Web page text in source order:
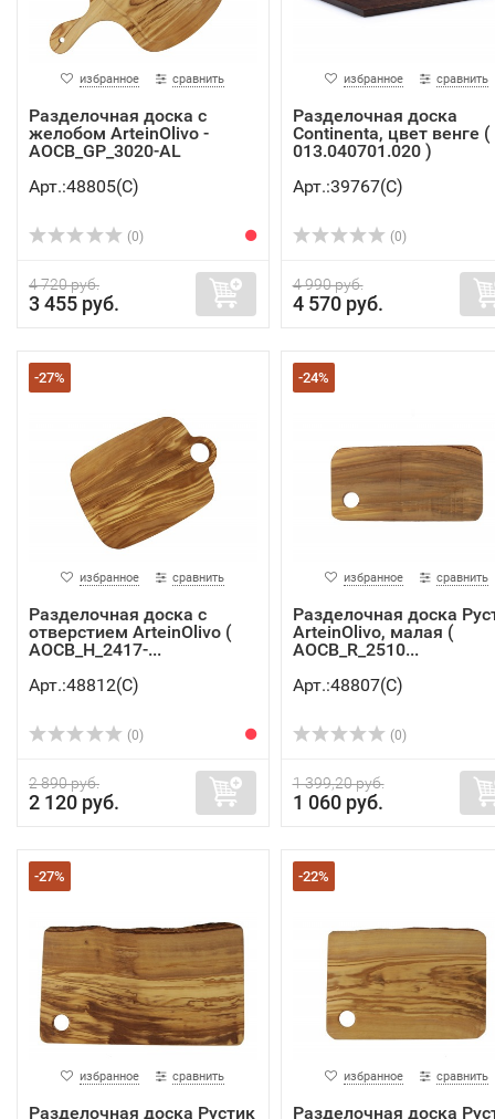
избранное сравнить
Разделочная доска с
желобом ArteinOlivo -
AOCB_GP_3020-AL
Арт.:48805(C)
(0)
4 720 руб.
3 455 руб.
избранное сравнить
Разделочная доска
Continenta, цвет венге (
013.040701.020 )
Арт.:39767(C)
(0)
4 990 руб.
4 570 руб.
-27%
избранное сравнить
Разделочная доска c
отверстием ArteinOlivo (
AOCB_H_2417-...
Арт.:48812(C)
(0)
2 890 руб.
2 120 руб.
-24%
избранное сравнить
Разделочная доска
ArteinOlivo, малая (
AOCB_R_2510...
Арт.:48807(C)
(0)
1 399,20 руб.
1 060 руб.
-27%
избранное сравнить
Разделочная доска Рустик
-22%
избранное сравнить
Разделочная доска